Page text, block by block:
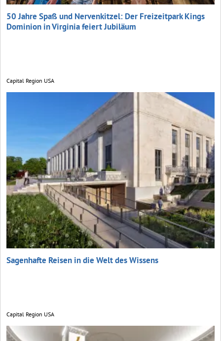
50 Jahre Spaß und Nervenkitzel: Der Freizeitpark Kings
Dominion in Virginia feiert Jubiläum
Capital Region USA
Sagenhafte Reisen in die Welt des Wissens
Capital Region USA